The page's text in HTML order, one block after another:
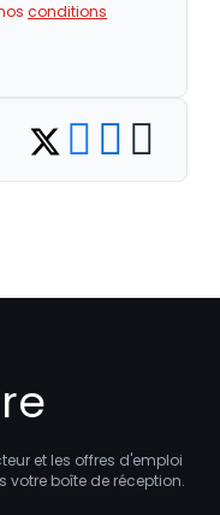
conditions
Share on Twitter
Share on Facebook
Share on
Copy link
et les offres d'emploi
boîte de réception.